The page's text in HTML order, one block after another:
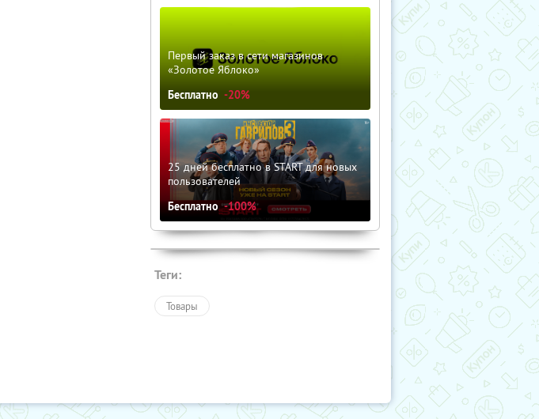
Первый заказ в сети магазинов
«Золотое Яблоко»
Бесплатно -20%
25 дней бесплатно в START для новых
пользователей
Бесплатно -100%
Теги:
Товары